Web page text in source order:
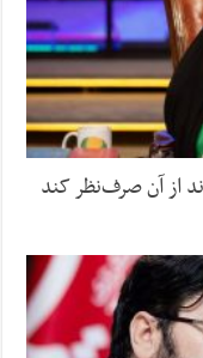
از آن صرف‌نظر کند